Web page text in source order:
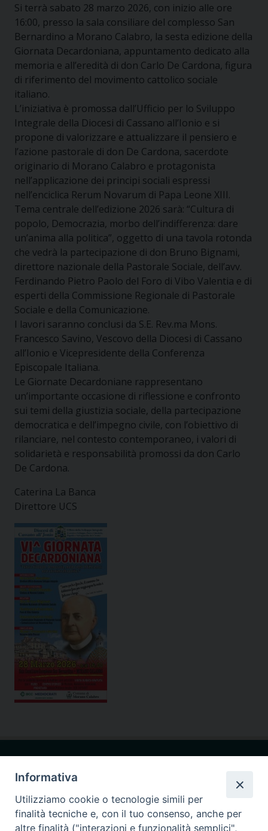
Si terrà sabato 28 marzo 2026, con inizio alle ore
16:00, presso la sala consiliare del complesso San
Bernardino a Morano Calabro, la sesta edizione della
Giornata Decardoniana, appuntamento dedicato alla
memoria e all’eredità di don Carlo De Cardona, figura
di riferimento del movimento cattolico sociale
italiano.
L’iniziativa è promossa dall’Ufficio per lo Sviluppo
Integrale della Diocesi di Cassano all’Ionio e si
propone di valorizzare e attualizzare il pensiero e
l’azione pastorale di don De Cardona, sacerdote
originario di Morano Calabro e protagonista
nell’applicazione dei principi sociali espressi
nell’enciclica Rerum Novarum di Papa Leone XIII.
Tema centrale dell’edizione 2026 sarà: “Cultura di
popolo, Democrazia, morbo dell’indifferenza: dare
un’anima alla politica”, oggetto di una tavola rotonda
che vedrà la partecipazione di don Bruno Bignami,
direttore nazionale della Pastorale Sociale, dell’avv.
Ferdinando Pietro Paolo del Foro di Vibo Valentia e di
esperti della Commissione Regionale di Pastorale
Sociale e della Comunicazione.
I lavori saranno conclusi da S.E. Rev.ma Mons.
Francesco Savino, Vescovo della Diocesi di Cassano
all’Ionio e Vicepresidente della Conferenza
Episcopale Italiana.
Le Giornate Decardoniane rappresentano
un’importante occasione di riflessione e confronto
sui temi della giustizia sociale, della partecipazione
democratica e dell’impegno civile, con l’obiettivo di
rilanciare, nel contesto contemporaneo, i valori di
solidarietà e responsabilità promossi da don Carlo
De Cardona.
Caterina La Banca
Direttore UCS
Seminario Giovanni Paolo I
via Ginnasio 85
Informativa
Utilizziamo cookie o tecnologie simili per
finalità tecniche e, con il tuo consenso, anche per
altre finalità ("interazioni e funzionalità semplici",